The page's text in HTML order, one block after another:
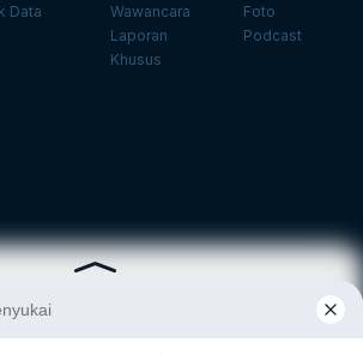
Data
Wawancara
Laporan
Khusus
Foto
Podcast